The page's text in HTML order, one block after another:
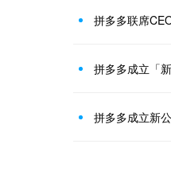
拼多多联席
拼多多成立「
拼多多成立新